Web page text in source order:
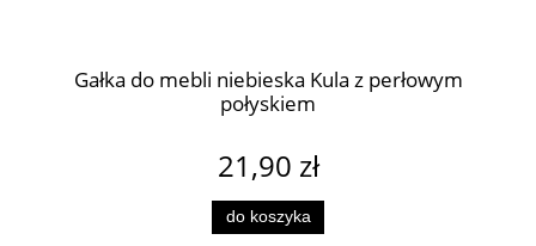
Gałka do mebli niebieska Kula z perłowym
połyskiem
21,90 zł
do koszyka